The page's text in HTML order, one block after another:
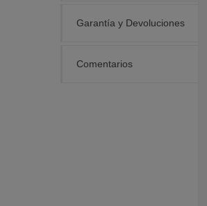
Garantía y Devoluciones
Comentarios